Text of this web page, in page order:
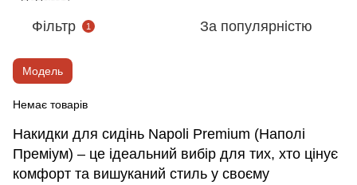
Фільтр 1 За популярністю
Модель
Немає товарів
Накидки для сидінь Napoli Premium (Наполі
Преміум) – це ідеальний вибір для тих, хто цінує
комфорт та вишуканий стиль у своєму